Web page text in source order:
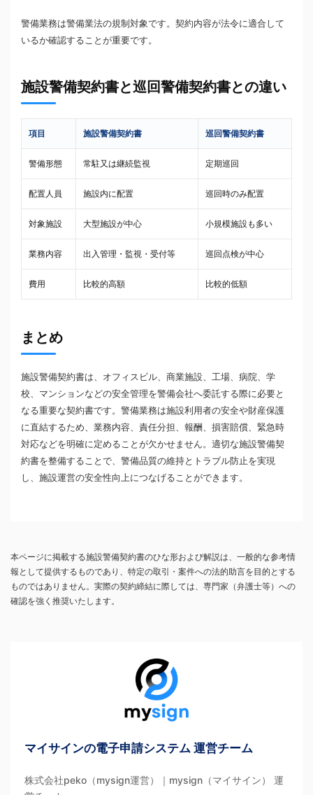
警備業務は警備業法の規制対象です。契約内容が法令に適合して
いるか確認することが重要です。
施設警備契約書と巡回警備契約書との違い
項目 施設警備契約書 巡回警備契約書
警備形態 常駐又は継続監視 定期巡回
配置人員 施設内に配置 巡回時のみ配置
対象施設 大型施設が中心 小規模施設も多い
業務内容 出入管理・監視・受付等 巡回点検が中心
費用 比較的高額 比較的低額
まとめ
施設警備契約書は、オフィスビル、商業施設、工場、病院、学
校、マンションなどの安全管理を警備会社へ委託する際に必要と
なる重要な契約書です。警備業務は施設利用者の安全や財産保護
に直結するため、業務内容、責任分担、報酬、損害賠償、緊急時
対応などを明確に定めることが欠かせません。適切な施設警備契
約書を整備することで、警備品質の維持とトラブル防止を実現
し、施設運営の安全性向上につなげることができます。
本ページに掲載する施設警備契約書のひな形および解説は、一般的な参考情
報として提供するものであり、特定の取引・案件への法的助言を目的とする
ものではありません。実際の契約締結に際しては、専門家（弁護士等）への
確認を強く推奨いたします。
マイサインの電子申請システム 運営チーム
株式会社peko（mysign運営）｜mysign（マイサイン） 運